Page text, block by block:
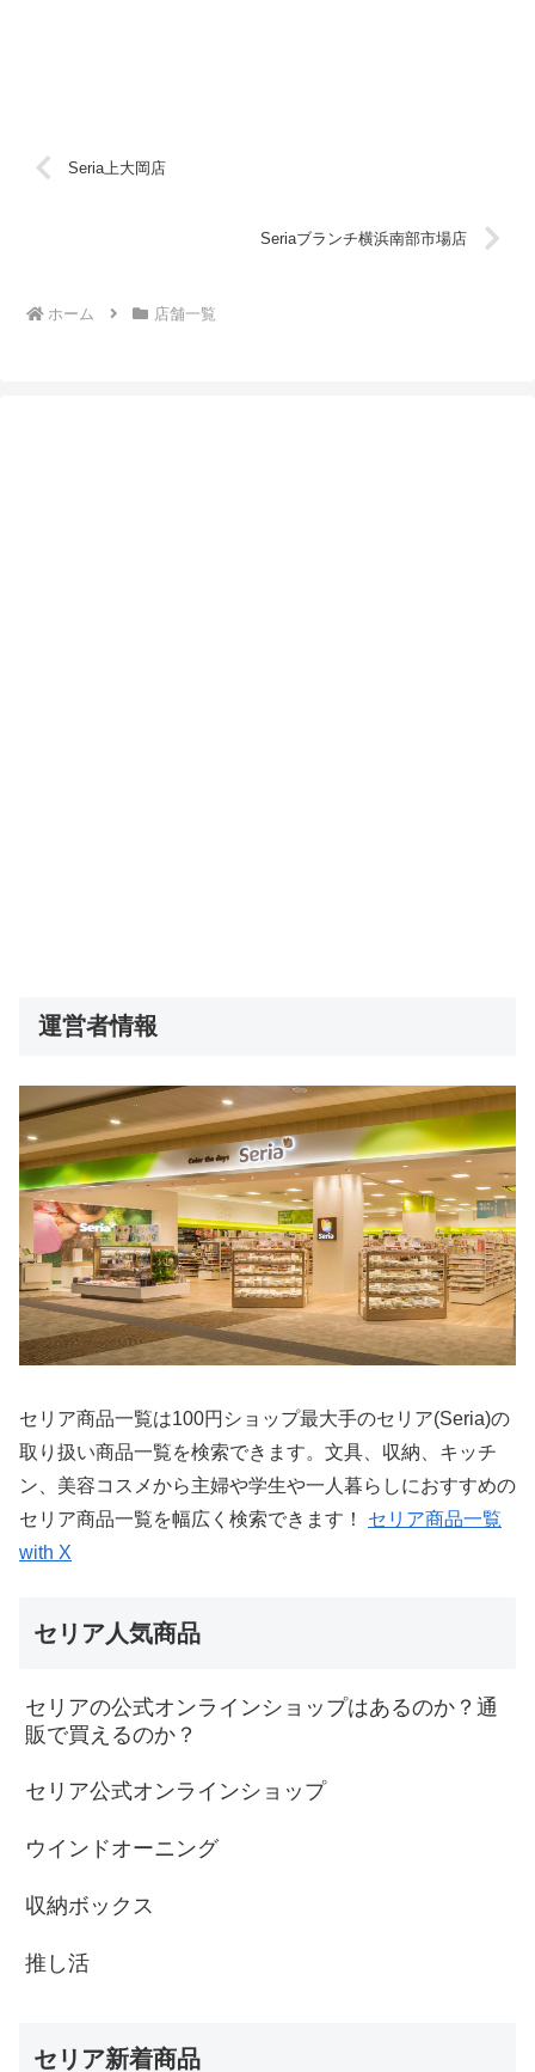
Seria上大岡店
Seriaブランチ横浜南部市場店
ホーム 店舗一覧
運営者情報
セリア商品一覧は100円ショップ最大手のセリア(Seria)の
取り扱い商品一覧を検索できます。文具、収納、キッチ
ン、美容コスメから主婦や学生や一人暮らしにおすすめの
セリア商品一覧を幅広く検索できます！ セリア商品一覧
with X
セリア人気商品
セリアの公式オンラインショップはあるのか？通
販で買えるのか？
セリア公式オンラインショップ
ウインドオーニング
収納ボックス
推し活
セリア新着商品